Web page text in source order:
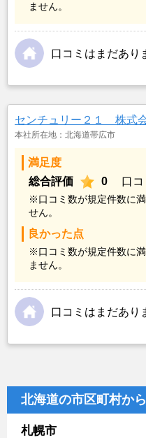
ません。
口コミはまだあり
センチュリー２１ 株式
本社所在地：北海道帯広市
満足度
総合評価
0 口コ
※口コミ数が規定件数に
せん。
良かった点
※口コミ数が規定件数に
ません。
口コミはまだあり
北海道の市区町村か
札幌市